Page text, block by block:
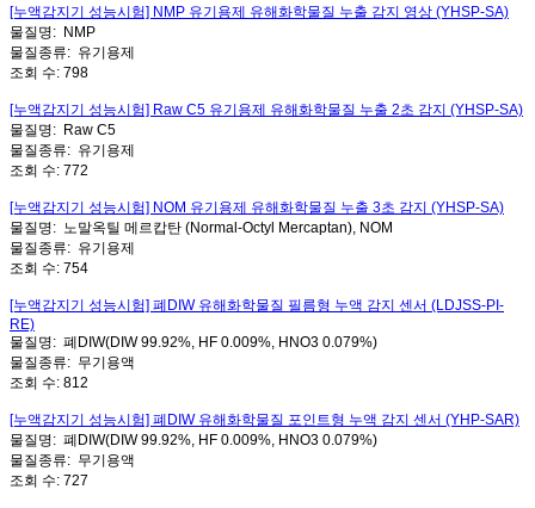
[누액감지기 성능시험] NMP 유기용제 유해화학물질 누출 감지 영상 (YHSP-SA)
물질명: NMP
물질종류: 유기용제
조회 수: 798
[누액감지기 성능시험] Raw C5 유기용제 유해화학물질 누출 2초 감지 (YHSP-SA)
물질명: Raw C5
물질종류: 유기용제
조회 수: 772
[누액감지기 성능시험] NOM 유기용제 유해화학물질 누출 3초 감지 (YHSP-SA)
물질명: 노말옥틸 메르캅탄 (Normal-Octyl Mercaptan), NOM
물질종류: 유기용제
조회 수: 754
[누액감지기 성능시험] 폐DIW 유해화학물질 필름형 누액 감지 센서 (LDJSS-PI-
RE)
물질명: 폐DIW(DIW 99.92%, HF 0.009%, HNO3 0.079%)
물질종류: 무기용액
조회 수: 812
[누액감지기 성능시험] 폐DIW 유해화학물질 포인트형 누액 감지 센서 (YHP-SAR)
물질명: 폐DIW(DIW 99.92%, HF 0.009%, HNO3 0.079%)
물질종류: 무기용액
조회 수: 727